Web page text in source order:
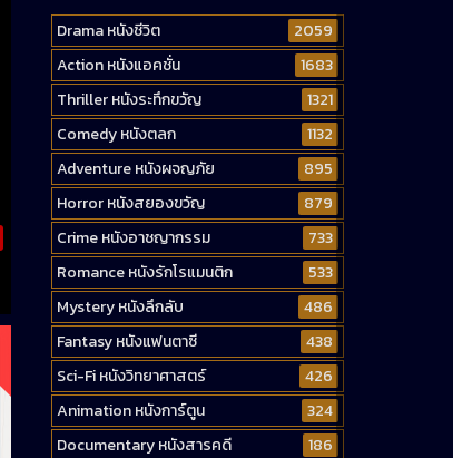
Drama หนังชีวิต
2059
Action หนังแอคชั่น
1683
Thriller หนังระทึกขวัญ
1321
Comedy หนังตลก
1132
Adventure หนังผจญภัย
895
Horror หนังสยองขวัญ
879
Crime หนังอาชญากรรม
733
Romance หนังรักโรแมนติก
533
Mystery หนังลึกลับ
486
Fantasy หนังแฟนตาซี
438
Sci-Fi หนังวิทยาศาสตร์
426
Animation หนังการ์ตูน
324
Documentary หนังสารคดี
186